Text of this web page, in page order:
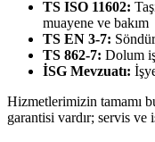
TS ISO 11602:
muayene ve bakım
TS EN 3-7:
TS 862-7: Dolum
İSG Mevzuatı:
Hizmetlerimizin tamamı
garantisi vardır; servis